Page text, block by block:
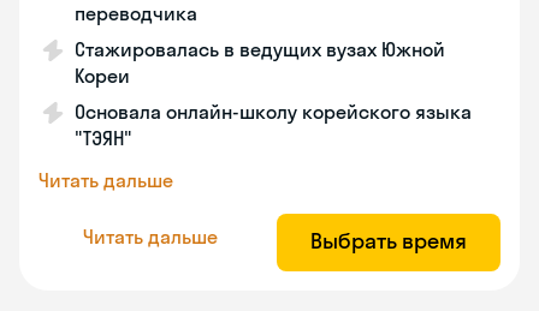
переводчика
Стажировалась в ведущих вузах Южной
Кореи
Основала онлайн-школу корейского языка
"ТЭЯН"
Читать дальше
Читать дальше Выбрать время